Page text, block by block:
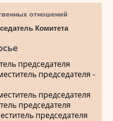
отношений
Комитета
председателя
председателя -
председателя
председателя
председателя